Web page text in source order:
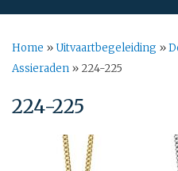
Home »Uitvaartbegeleiding »
Assieraden » 224-225
224-225